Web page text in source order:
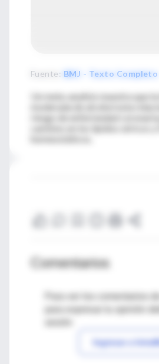
Fuente: BMJ - Texto Completo
Un meta-analisis muestra que
moderada de alcohol esta
Comentarios
Para ver los comentarios
Ingresar a